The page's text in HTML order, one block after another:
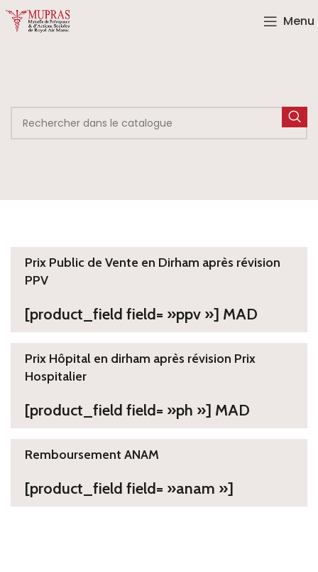
Menu
Prix Public de Vente en Dirham après révision
PPV
[product_field field= »ppv »] MAD
Prix Hôpital en dirham après révision Prix
Hospitalier
[product_field field= »ph »] MAD
Remboursement ANAM
[product_field field= »anam »]